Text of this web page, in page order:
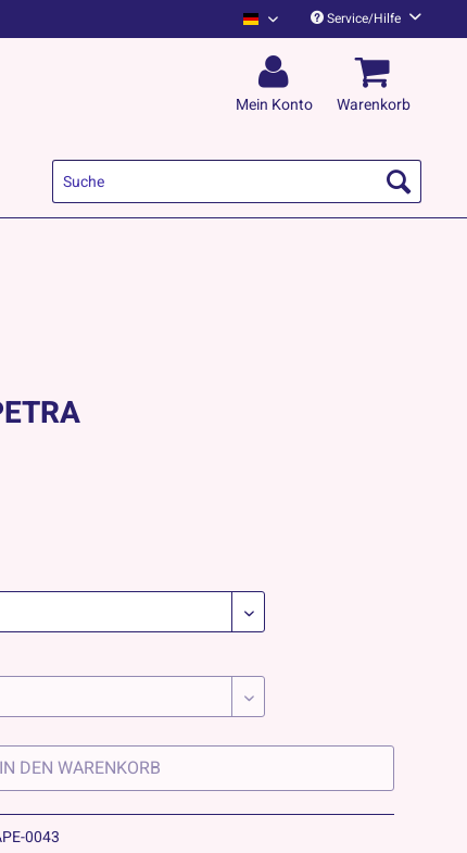
Kapelle Petra English
Service/Hilfe
Mein Konto Warenkorb
IN DEN WARENKORB
0043